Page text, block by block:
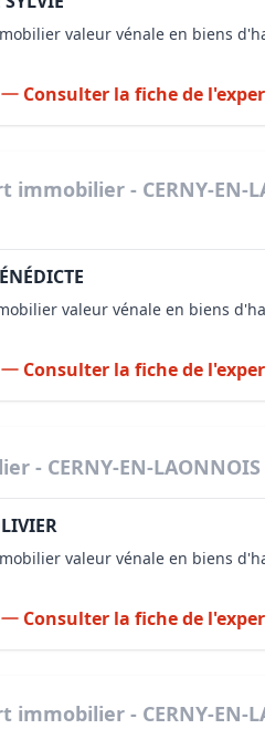
valeur vénale en biens
Consulter la fiche de
immobilier - CERNY-EN-
valeur vénale en biens
Consulter la fiche de
- CERNY-EN-LAONNOIS
valeur vénale en biens
Consulter la fiche de
immobilier - CERNY-EN-